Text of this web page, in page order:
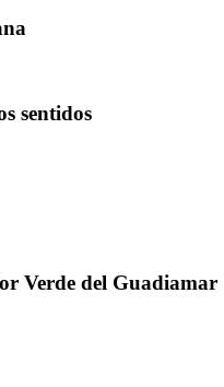
sentidos
Verde del Guadiamar